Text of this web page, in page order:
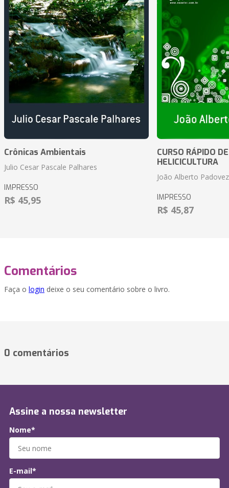
Crônicas Ambientais
Julio Cesar Pascale Palhares
IMPRESSO
R$ 45,95
CURSO RÁPIDO DE
HELICICULTURA
João Alberto
IMPRESSO
R$ 45,87
Comentários
Faça o login deixe o seu comentário sobre o livro.
0 comentários
Assine a nossa newsletter
Nome*
E-mail*